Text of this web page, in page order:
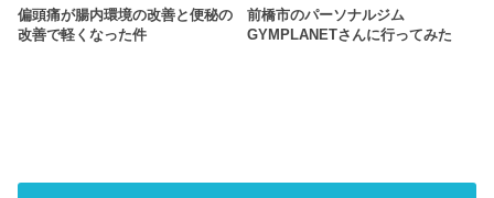
偏頭痛が腸内環境の改善と便秘の
改善で軽くなった件
前橋市のパーソナルジム
GYMPLANETさんに行ってみた